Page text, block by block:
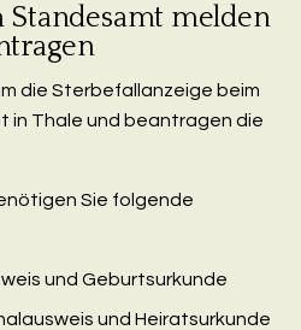
Standesamt melden
die Sterbefallanzeige beim
in Thale und beantragen die
Sie folgende
und Geburtsurkunde
und Heiratsurkunde